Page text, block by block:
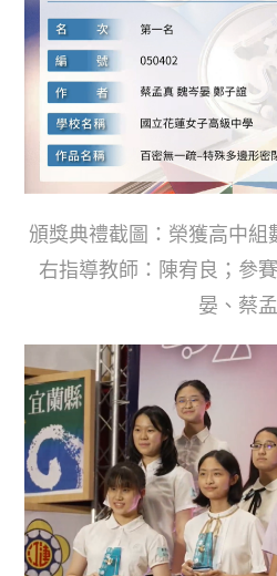
頒獎典禮截圖：榮獲高中
右指導教師：陳宥良；參
晏、蔡